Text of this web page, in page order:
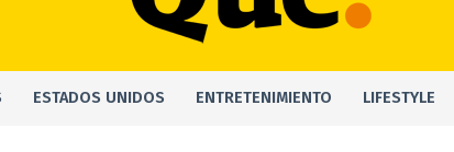
ESTADOS UNIDOS ENTRETENIMIENTO LIFESTYLE